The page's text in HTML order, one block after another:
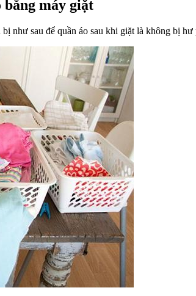
máy giặt
như sau để quần áo sau khi giặt là không bị hư